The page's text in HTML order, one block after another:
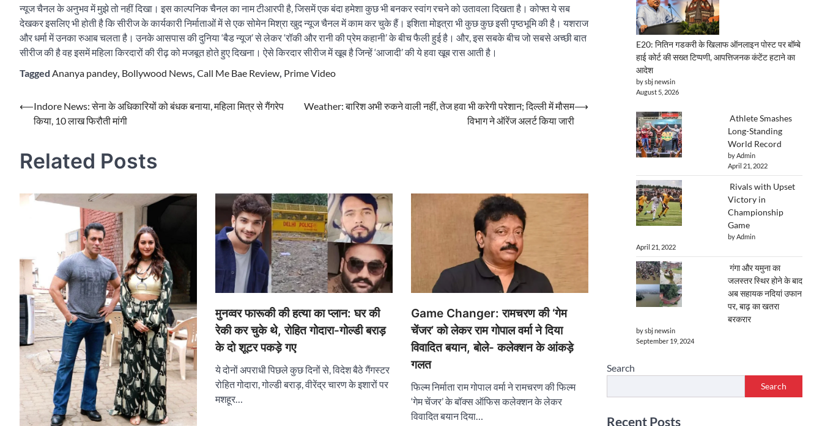
न्यूज चैनल के अनुभव में मुझे तो नहीं दिखा। इस काल्पनिक चैनल का नाम टीआरपी है, जिसमें एक बंदा हमेशा कुछ भी बनकर स्वांग रचने को उतावला दिखता है। कोफ्त ये सब
देखकर इसलिए भी होती है कि सीरीज के कार्यकारी निर्माताओं में से एक सोमेन मिश्रा खुद न्यूज चैनल में काम कर चुके हैं। इशिता मोइत्रा भी कुछ कुछ इसी पृष्ठभूमि की है। यशराज
और धर्मा में उनका रुआब चलता है। उनके आसपास की दुनिया ‘बैड न्यूज’ से लेकर ‘रॉकी और रानी की प्रेम कहानी’ के बीच फैली हुई है। और, इस सबके बीच जो सबसे अच्छी बात
सीरीज की है वह इसमें महिला किरदारों की रीढ़ को मजबूत होते हुए दिखना। ऐसे किरदार सीरीज में खूब है जिन्हें ‘आजादी’ की ये हवा खूब रास आती है।
Tagged Ananya pandey Bollywood News Call Me Bae Review Prime Video
Post
navigation
⟵Indore News: सेना के अधिकारियों को बंधक बनाया, महिला मित्र से गैंगरेप
किया, 10 लाख फिरौती मांगी
Weather: बारिश अभी रुकने वाली नहीं, तेज हवा भी करेगी परेशान; दिल्ली में मौसम
विभाग ने ऑरेंज अलर्ट किया जारी
⟶
Related Posts
मुनव्वर फारूकी की हत्या का प्लान: घर की
रेकी कर चुके थे, रोहित गोदारा-गोल्डी बराड़
के दो शूटर पकड़े गए
ये दोनों अपराधी पिछले कुछ दिनों से, विदेश बैठे गैंगस्टर
रोहित गोदारा, गोल्डी बराड़, वीरेंद्र चारण के इशारों पर
मशहूर…
Game Changer: रामचरण की ‘गेम
चेंजर’ को लेकर राम गोपाल वर्मा ने दिया
विवादित बयान, बोले- कलेक्शन के आंकड़े
गलत
फिल्म निर्माता राम गोपाल वर्मा ने रामचरण की फिल्म
‘गेम चेंजर’ के बॉक्स ऑफिस कलेक्शन के लेकर
विवादित बयान दिया…
E20: नितिन गडकरी के खिलाफ ऑनलाइन पोस्ट पर बॉम्बे
हाई कोर्ट की सख्त टिप्पणी, आपत्तिजनक कंटेंट हटाने का
आदेश
by sbj newsin
August 5, 2026
Athlete Smashes
Long-Standing
World Record
by Admin
April 21, 2022
Rivals with Upset
Victory in
Championship
Game
by Admin
April 21, 2022
गंगा और यमुना का
जलस्तर स्थिर होने के बाद
अब सहायक नदियां उफान
पर, बाढ़ का खतरा
बरकरार
by sbj newsin
September 19, 2024
Search
Search
Recent Posts